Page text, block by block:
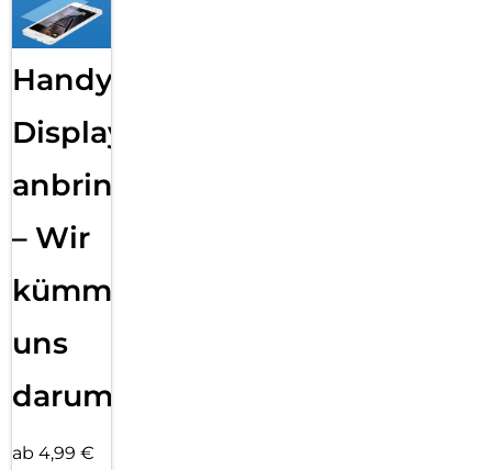
Handy
Displayfolie
anbringen
– Wir
kümmern
uns
darum!
ab 4,99 €